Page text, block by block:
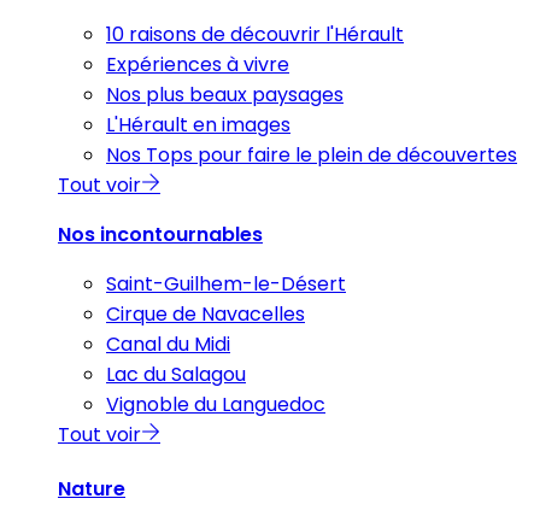
10 raisons de découvrir l'Hérault
Expériences à vivre
Nos plus beaux paysages
L'Hérault en images
Nos Tops pour faire le plein de découvertes
Tout voir
Nos incontournables
Saint-Guilhem-le-Désert
Cirque de Navacelles
Canal du Midi
Lac du Salagou
Vignoble du Languedoc
Tout voir
Nature